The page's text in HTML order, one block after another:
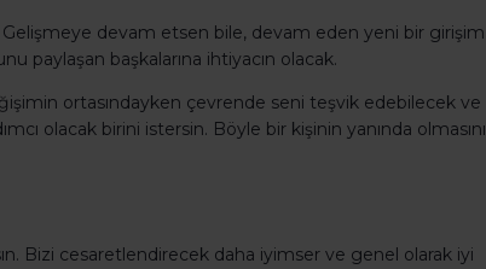
devam etsen bile, devam eden yeni bir girişim
paylaşan başkalarına ihtiyacın olacak.
ortasındayken çevrende seni teşvik edebilecek ve
olacak birini istersin. Böyle bir kişinin yanında olmasını
Bizi cesaretlendirecek daha iyimser ve genel olarak iyi